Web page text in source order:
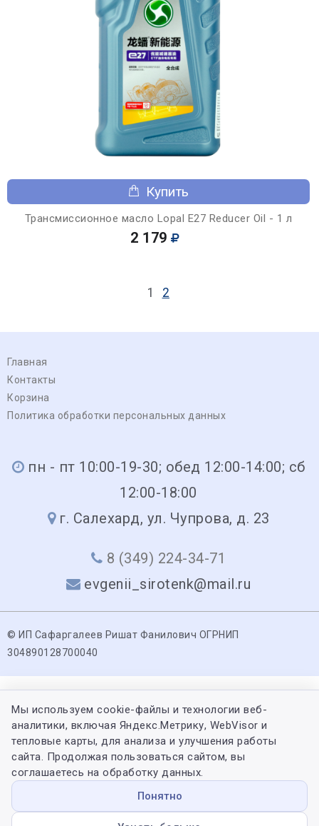
Купить
Трансмиссионное масло Lopal E27 Reducer Oil - 1 л
2 179
1 2
Главная
Контакты
Корзина
Политика обработки персональных данных
пн - пт 10:00-19-30; обед 12:00-14:00; сб
12:00-18:00
г. Салехард, ул. Чупрова, д. 23
8 (349) 224-34-71
evgenii_sirotenk@mail.ru
© ИП Сафаргалеев Ришат Фанилович ОГРНИП
304890128700040
Мы используем cookie-файлы и технологии веб-
аналитики, включая Яндекс.Метрику, WebVisor и
тепловые карты, для анализа и улучшения работы
сайта. Продолжая пользоваться сайтом, вы
соглашаетесь на обработку данных.
Понятно